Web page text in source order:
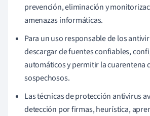
prevención, eliminación y
amenazas informáticas.
Para un uso responsable de los
descargar de fuentes confiables,
automáticos y permitir la cuarentena
sospechosos.
Las técnicas de protección antivirus
detección por firmas, heurística,